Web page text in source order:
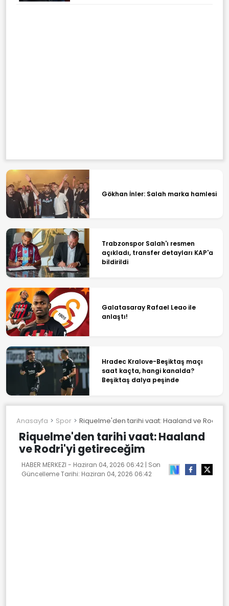
Gökhan İnler: Salah marka hamlesi
Trabzonspor Salah'ı resmen
açıkladı, transfer detayları KAP'a
bildirildi
Galatasaray Rafael Leao ile
anlaştı!
Hradec Kralove-Beşiktaş maçı
saat kaçta, hangi kanalda?
Beşiktaş dalya peşinde
Anasayfa Spor Riquelme'den tarihi vaat: Haaland ve
Riquelme'den tarihi vaat: Haaland
ve Rodri'yi getireceğim
HABER MERKEZI - Haziran 04, 2026 06:42 | Son
Güncelleme Tarihi: Haziran 04, 2026 06:42